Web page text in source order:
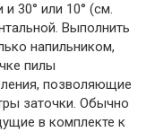
и 30° или 10° (см.
Выполнить
напильником,
пилы
позволяющие
заточки. Обычно
в комплекте к